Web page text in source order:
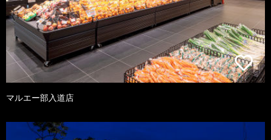
マルエー部入道店